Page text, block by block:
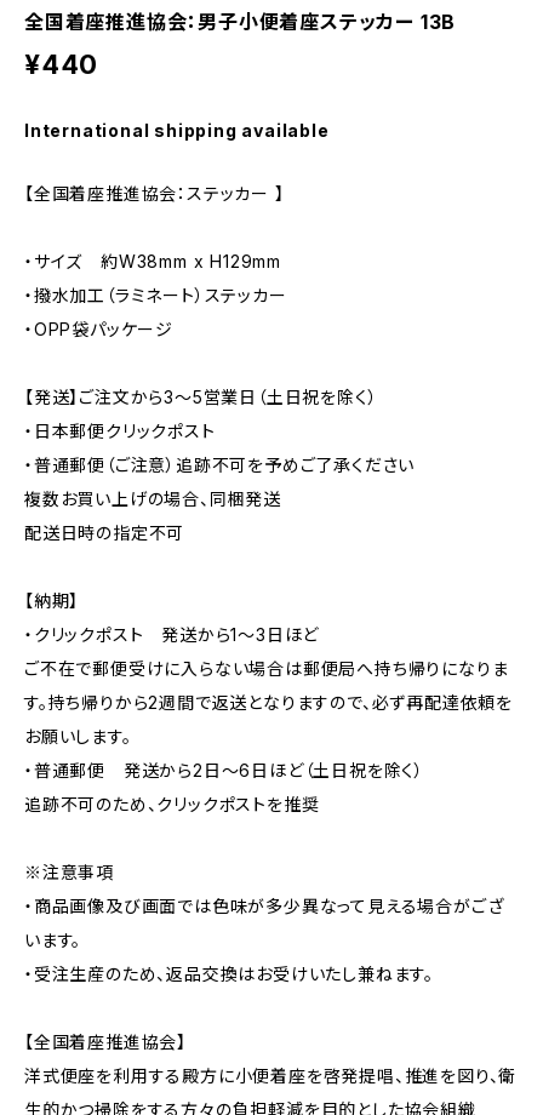
全国着座推進協会：男子小便着座ステッカー 13B
¥440
International shipping available
【全国着座推進協会：ステッカー 】
・サイズ 約W38mm x H129mm
・撥水加工（ラミネート）ステッカー
・OPP袋パッケージ
【発送】ご注文から3〜5営業日（土日祝を除く）
・日本郵便クリックポスト
・普通郵便（ご注意）追跡不可を予めご了承ください
複数お買い上げの場合、同梱発送
配送日時の指定不可
【納期】
・クリックポスト 発送から1〜3日ほど
ご不在で郵便受けに入らない場合は郵便局へ持ち帰りになりま
す。持ち帰りから2週間で返送となりますので、必ず再配達依頼を
お願いします。
・普通郵便 発送から2日〜6日ほど（土日祝を除く）
追跡不可のため、クリックポストを推奨
※注意事項
・商品画像及び画面では色味が多少異なって見える場合がござ
います。
・受注生産のため、返品交換はお受けいたし兼ねます。
【全国着座推進協会】
洋式便座を利用する殿方に小便着座を啓発提唱、推進を図り、衛
生的かつ掃除をする方々の負担軽減を目的とした協会組織